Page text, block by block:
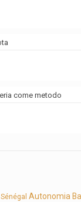
come metodo
Autonomia